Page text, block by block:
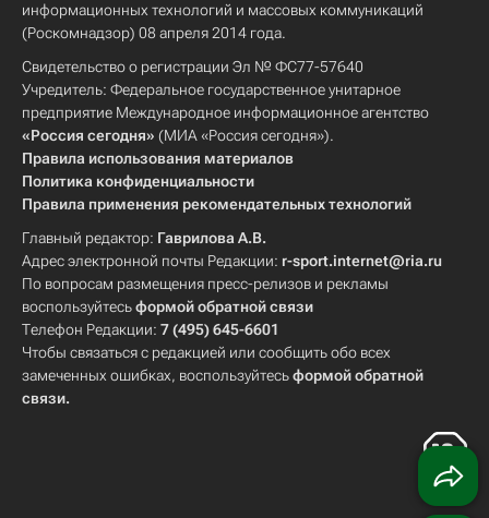
информационных технологий и массовых коммуникаций
(Роскомнадзор) 08 апреля 2014 года.
Свидетельство о регистрации Эл № ФС77-57640
Учредитель: Федеральное государственное унитарное
предприятие Международное информационное агентство
«Россия сегодня» (МИА «Россия сегодня»).
Правила использования материалов
Политика конфиденциальности
Правила применения рекомендательных технологий
Главный редактор: Гаврилова А.В.
Адрес электронной почты Редакции: r-sport.internet@ria.ru
По вопросам размещения пресс-релизов и рекламы
воспользуйтесьформой обратной связи
Телефон Редакции: 7 (495) 645-6601
Чтобы связаться с редакцией или сообщить обо всех
замеченных ошибках, воспользуйтесьформой обратной
связи.